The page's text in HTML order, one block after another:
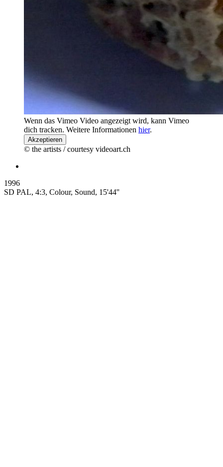
Wenn das Vimeo Video angezeigt wird, kann Vimeo
dich tracken. Weitere Informationen hier.
Akzeptieren
© the artists / courtesy videoart.ch
1996
SD PAL, 4:3, Colour, Sound, 15'44''